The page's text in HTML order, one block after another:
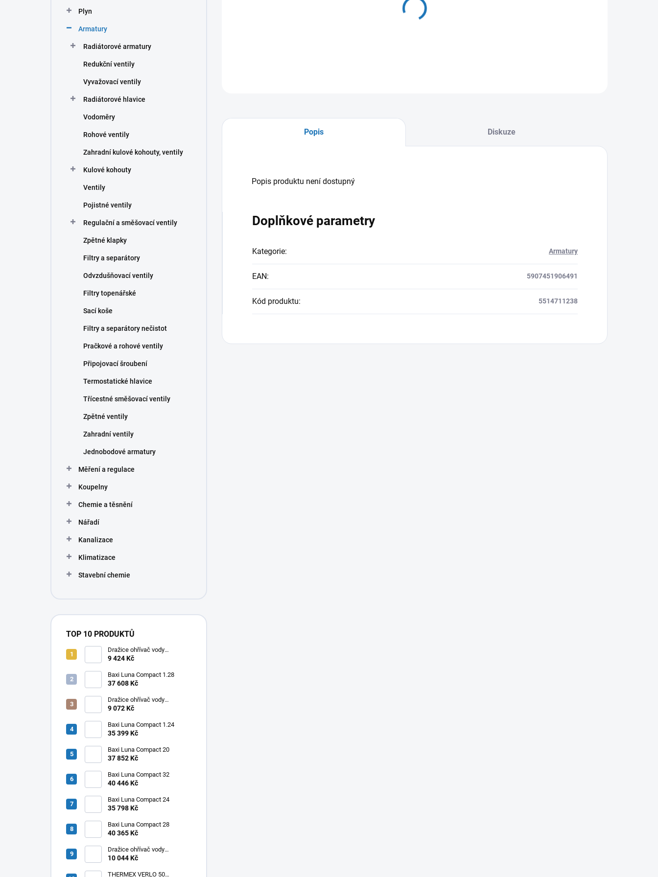
Plyn
Armatury
Radiátorové armatury
Redukční ventily
Vyvažovací ventily
Radiátorové hlavice
Vodoměry
Rohové ventily
Zahradní kulové kohouty, ventily
Kulové kohouty
Ventily
Pojistné ventily
Regulační a směšovací ventily
Zpětné klapky
Filtry a separátory
Odvzdušňovací ventily
Filtry topenářské
Sací koše
Filtry a separátory nečistot
Pračkové a rohové ventily
Připojovací šroubení
Termostatické hlavice
Třícestné směšovací ventily
Zpětné ventily
Zahradní ventily
Jednobodové armatury
Měření a regulace
Koupelny
Chemie a těsnění
Nářadí
Kanalizace
Klimatizace
Stavební chemie
TOP 10 PRODUKTŮ
Dražice ohřívač vody
elektrický svislý OKHE ONE/E
9 424 Kč
Baxi Luna Compact 1.28
37 608 Kč
Dražice ohřívač vody
elektrický svislý OKHE ONE/E
9 072 Kč
Baxi Luna Compact 1.24
35 399 Kč
Baxi Luna Compact 20
37 852 Kč
Baxi Luna Compact 32
40 446 Kč
Baxi Luna Compact 24
35 798 Kč
Baxi Luna Compact 28
40 365 Kč
Dražice ohřívač vody
elektrický svislý OKHE ONE/E
10 044 Kč
THERMEX VERLO 50
10.8.2026
MOŽNOSTI DORUČENÍ
Popis Diskuze
Popis produktu není dostupný
Doplňkové parametry
Kategorie: Armatury
EAN: 5907451906491
Kód produktu: 5514711238